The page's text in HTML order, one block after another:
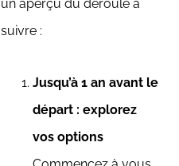
un aperçu du déroulé à
suivre :
Jusqu’à 1 an avant le
départ : explorez
vos options